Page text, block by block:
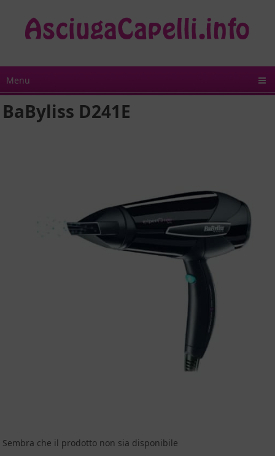
Menu
BaByliss D241E
Sembra che il prodotto non sia disponibile